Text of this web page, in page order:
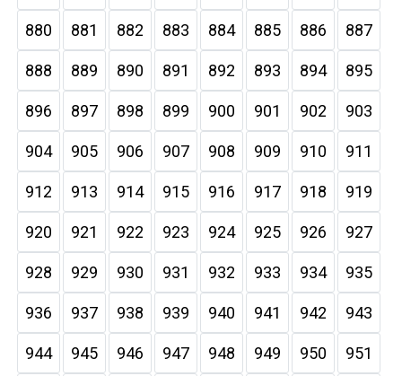
880 881 882 883 884 885 886 887
888 889 890 891 892 893 894 895
896 897 898 899 900 901 902 903
904 905 906 907 908 909 910 911
912 913 914 915 916 917 918 919
920 921 922 923 924 925 926 927
928 929 930 931 932 933 934 935
936 937 938 939 940 941 942 943
944 945 946 947 948 949 950 951